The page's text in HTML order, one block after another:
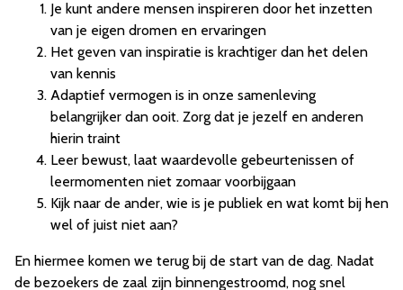
Je kunt andere mensen inspireren door het inzetten
van je eigen dromen en ervaringen
Het geven van inspiratie is krachtiger dan het delen
van kennis
Adaptief vermogen is in onze samenleving
belangrijker dan ooit. Zorg dat je jezelf en anderen
hierin traint
Leer bewust, laat waardevolle gebeurtenissen of
leermomenten niet zomaar voorbijgaan
Kijk naar de ander, wie is je publiek en wat komt bij hen
wel of juist niet aan?
En hiermee komen we terug bij de start van de dag. Nadat
de bezoekers de zaal zijn binnengestroomd, nog snel